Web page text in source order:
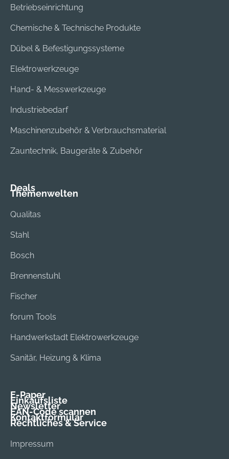
Betriebseinrichtung
Chemische & Technische Produkte
Dübel & Befestigungssysteme
Elektrowerkzeuge
Hand- & Messwerkzeuge
Industriebedarf
Maschinenzubehör & Verbrauchsmaterial
Zauntechnik, Baugeräte & Zubehör
Deals
Themenwelten
Qualitas
Stahl
Bosch
Brennenstuhl
Fischer
forum Tools
Handwerkstadt Elektrowerkzeuge
Sanitär, Heizung & Klima
E-Paper
Einkaufsliste
Newsletter
EAN-Code scannen
Kontaktformular
Rechtliches & Service
Impressum